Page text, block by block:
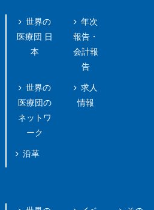
世界の
医療団 日
本
世界の
医療団の
ネットワ
ーク
沿革
年次
報告・
会計報
告
求人
情報